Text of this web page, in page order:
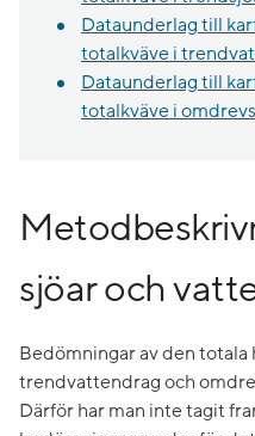
Dataunderlag till
totalkväve i
Dataunderlag till
totalkväve i
sjöar och
Bedömningar av den totala
trendvattendrag och
Därför har man inte tagit